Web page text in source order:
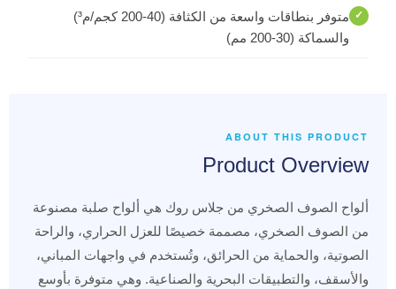
متوفر بنطاقات واسعة من الكثافة (40-200 كجم/م³)
والسماكة (30-200 مم)
ABOUT THIS PRODUCT
Product Overview
ألواح الصوف الصخري من جلاس روك هي ألواح صلبة مصنوعة
من الصوف الصخري، مصممة خصيصًا للعزل الحراري، والراحة
الصوتية، والحماية من الحرائق، وتُستخدم في واجهات المباني،
والأسقف، والتطبيقات البحرية والصناعية. وهي متوفرة بأوسع